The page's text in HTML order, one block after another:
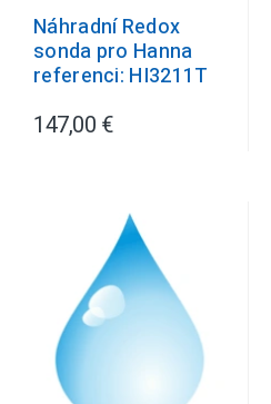
Náhradní Redox
sonda pro Hanna
referenci: HI3211T
147,00 €